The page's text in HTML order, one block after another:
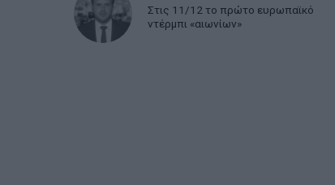
Στις 11/12 το πρώτο ευρωπαϊκό
ντέρμπι «αιωνίων»